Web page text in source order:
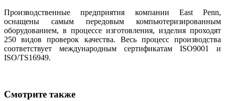
Производственные предприятия компании East Penn,
оснащены самым передовым компьютеризированным
оборудованием, в процессе изготовления, изделия проходят
250 видов проверок качества. Весь процесс производства
соответствует международным сертификатам ISO9001 и
ISO/TS16949.
Смотрите также